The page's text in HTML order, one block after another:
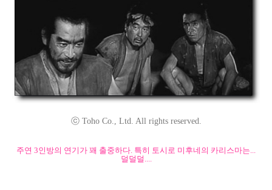
ⓒ Toho Co., Ltd. All rights reserved.
주연 3인방의 연기가 꽤 출중하다. 특히 토시로 미후네의 카리스마는...
덜덜덜....